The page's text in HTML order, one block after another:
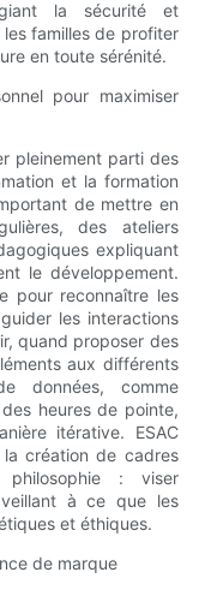
la sécurité et
familles de profiter
en toute sérénité.
pour maximiser
pleinement parti des
et la formation
de mettre en
des ateliers
expliquant
le développement.
pour reconnaître les
les interactions
quand proposer des
aux différents
données, comme
heures de pointe,
itérative. ESAC
création de cadres
philosophie : viser
veillant à ce que les
et éthiques.
de marque